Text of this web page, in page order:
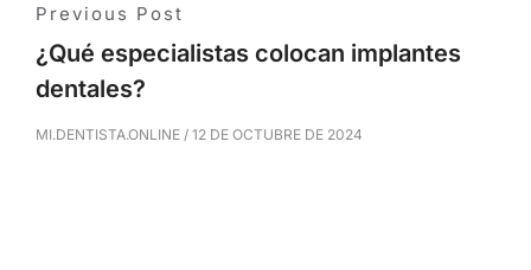
Previous Post
¿Qué especialistas colocan implantes
dentales?
MI.DENTISTA.ONLINE / 12 DE OCTUBRE DE 2024